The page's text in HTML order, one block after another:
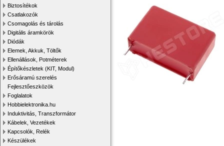
Biztosítékok
Csatlakozók
Csomagolás és tárolás
Digitális áramkörök
Diódák
Elemek, Akkuk, Töltők
Ellenállások, Potméterek
Építőkészletek (KIT, Modul)
Erősáramú szerelés
Fejlesztőeszközök
Foglalatok
Hobbielektronika.hu
Induktivitás, Transzformátor
Kábelek, Vezetékek
Kapcsolók, Relék
Készülékek